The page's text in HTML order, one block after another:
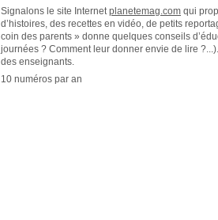
Signalons le site Internet planetemag.com qui
d’histoires, des recettes en vidéo, de petits
coin des parents » donne quelques conseils
journées ? Comment leur donner envie de lire
des enseignants.
10 numéros par an